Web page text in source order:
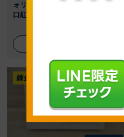
ォリュプテ ブランブインカラー8
口紅 3.5g コ ...
錬金堂 新城店